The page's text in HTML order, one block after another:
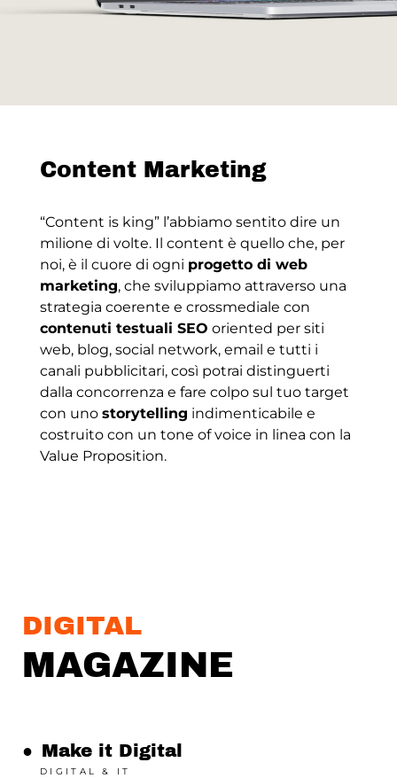
Content Marketing
​​“Content is king” l’abbiamo sentito dire un
milione di volte. Il content è quello che, per
noi, è il cuore di ogni progetto di web
marketing, che sviluppiamo attraverso una
strategia coerente e crossmediale con
contenuti testuali SEO oriented per siti
web, blog, social network, email e tutti i
canali pubblicitari, così potrai distinguerti
dalla concorrenza e fare colpo sul tuo target
con uno storytelling indimenticabile e
costruito con un tone of voice in linea con la
Value Proposition.
DIGITAL
MAGAZINE
● Make it Digital
DIGITAL & IT